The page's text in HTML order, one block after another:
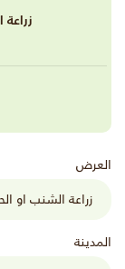
العرض
المدينة
زراعة